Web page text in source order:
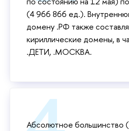
(4 966 866 ед.).
домену .РФ также
кириллические домены, в
.ДЕТИ, .МОСКВА.
Абсолютное большинство